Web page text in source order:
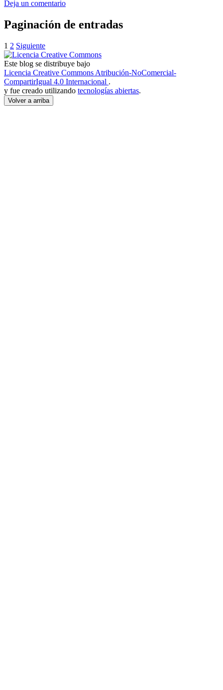
Deja un comentario
Paginación de entradas
1 2 Siguiente
Este blog se distribuye bajo
Licencia Creative Commons Atribución-NoComercial-
CompartirIgual 4.0 Internacional .
y fue creado utilizando tecnologías abiertas.
Volver a arriba